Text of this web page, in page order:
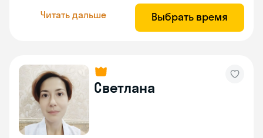
Читать дальше Выбрать время
Светлана